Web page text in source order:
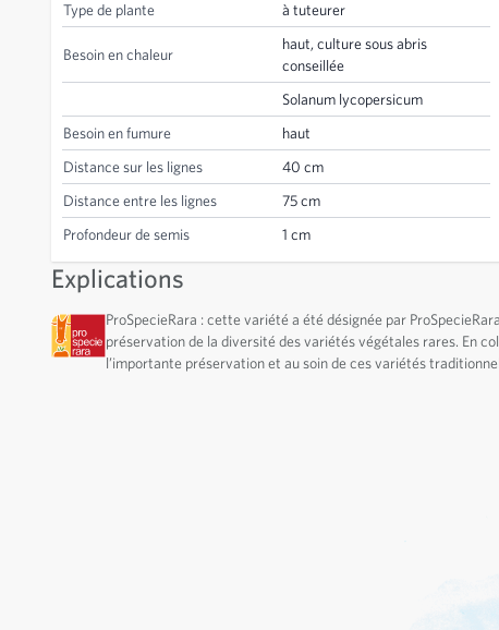
Type de plante
à tuteurer
Besoin en chaleur
haut, culture sous abris
conseillée
Solanum lycopersicum
Besoin en fumure
haut
Distance sur les lignes
40 cm
Distance entre les lignes
75 cm
Profondeur de semis
1 cm
Explications
ProSpecieRara : cette variété a été désignée par
préservation de la diversité des variétés végétales rares. En
l’importante préservation et au soin de ces variétés